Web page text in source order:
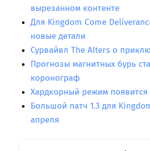
вырезанном контенте
Для Kingdom Come
новые детали
Сурвайвл The Alters о
Прогнозы магнитных бурь
коронограф
Хардкорный режим появится
Большой патч 1.3 для
апреля